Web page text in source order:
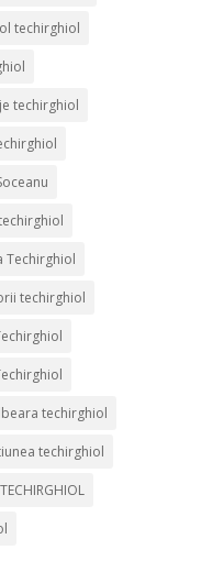
techirghiol
techirghiol
Techirghiol
techirghiol
techirghiol
techirghiol